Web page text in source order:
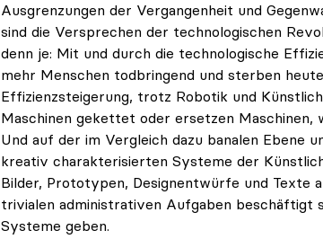
Ausgrenzungen der Vergangenheit und
sind die Versprechen der technologischen
denn je: Mit und durch die technologische
mehr Menschen todbringend und sterben
Effizienzsteigerung, trotz Robotik und
Maschinen gekettet oder ersetzen Maschinen,
Und auf der im Vergleich dazu banalen Ebene
kreativ charakterisierten Systeme der
Bilder, Prototypen, Designentwürfe und Texte
trivialen administrativen Aufgaben beschäftigt
Systeme geben.